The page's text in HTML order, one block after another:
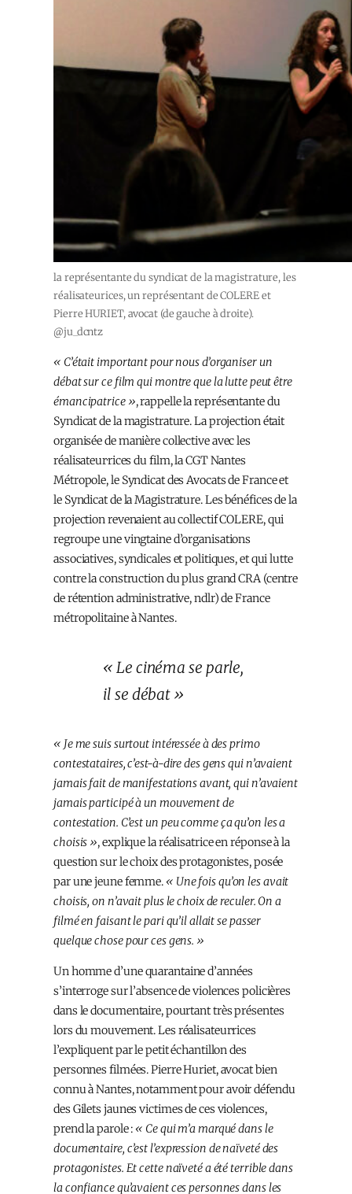
la représentante du syndicat de la magistrature, les
réalisateurices, un représentant de COLERE et
Pierre HURIET, avocat (de gauche à droite).
@ju_dcntz
« C’était important pour nous d’organiser un
débat sur ce film qui montre que la lutte peut être
émancipatrice », rappelle la représentante du
Syndicat de la magistrature. La projection était
organisée de manière collective avec les
réalisateur·rices du film, la CGT Nantes
Métropole, le Syndicat des Avocats de France et
le Syndicat de la Magistrature. Les bénéfices de la
projection revenaient au collectif COLERE, qui
regroupe une vingtaine d’organisations
associatives, syndicales et politiques, et qui lutte
contre la construction du plus grand CRA (centre
de rétention administrative, ndlr) de France
métropolitaine à Nantes.
« Le cinéma se parle,
il se débat »
« Je me suis surtout intéressée à des primo
contestataires, c’est-à-dire des gens qui n’avaient
jamais fait de manifestations avant, qui n’avaient
jamais participé à un mouvement de
contestation. C’est un peu comme ça qu’on les a
choisis », explique la réalisatrice en réponse à la
question sur le choix des protagonistes, posée
par une jeune femme.« Une fois qu’on les avait
choisis, on n’avait plus le choix de reculer. On a
filmé en faisant le pari qu’il allait se passer
quelque chose pour ces gens. »
Un homme d’une quarantaine d’années
s’interroge sur l’absence de violences policières
dans le documentaire, pourtant très présentes
lors du mouvement. Les réalisateur·rices
l’expliquent par le petit échantillon des
personnes filmées. Pierre Huriet, avocat bien
connu à Nantes, notamment pour avoir défendu
des Gilets jaunes victimes de ces violences,
prend la parole :« Ce qui m’a marqué dans le
documentaire, c’est l’expression de naïveté des
protagonistes. Et cette naïveté a été terrible dans
la confiance qu’avaient ces personnes dans les